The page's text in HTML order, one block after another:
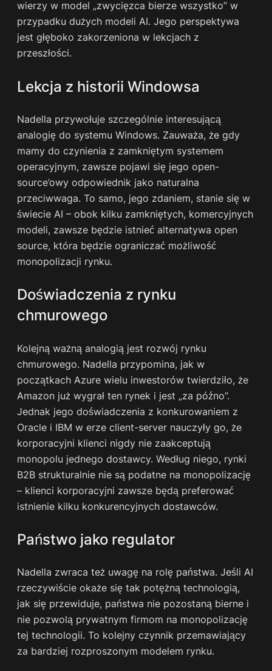
wierzy w model „zwycięzca bierze wszystko” w
przypadku dużych modeli AI. Jego perspektywa
jest głęboko zakorzeniona w lekcjach z
przeszłości.
Lekcja z historii Windowsa
Nadella przywołuje szczególnie interesującą
analogię do systemu Windows. Zauważa, że gdy
mamy do czynienia z zamkniętym systemem
operacyjnym, zawsze pojawi się jego open-
source’owy odpowiednik jako naturalna
przeciwwaga. To samo, jego zdaniem, stanie się w
świecie AI – obok kilku zamkniętych, komercyjnych
modeli, zawsze będzie istnieć alternatywa open
source, która będzie ograniczać możliwość
monopolizacji rynku.
Doświadczenia z rynku
chmurowego
Kolejną ważną analogią jest rozwój rynku
chmurowego. Nadella przypomina, jak w
początkach Azure wielu inwestorów twierdziło, że
Amazon już wygrał ten rynek i jest „za późno”.
Jednak jego doświadczenia z konkurowaniem z
Oracle i IBM w erze client-server nauczyły go, że
korporacyjni klienci nigdy nie zaakceptują
monopolu jednego dostawcy. Według niego, rynki
B2B strukturalnie nie są podatne na monopolizację
– klienci korporacyjni zawsze będą preferować
istnienie kilku konkurencyjnych dostawców.
Państwo jako regulator
Nadella zwraca też uwagę na rolę państwa. Jeśli AI
rzeczywiście okaże się tak potężną technologią,
jak się przewiduje, państwa nie pozostaną bierne i
nie pozwolą prywatnym firmom na monopolizację
tej technologii. To kolejny czynnik przemawiający
za bardziej rozproszonym modelem rynku.